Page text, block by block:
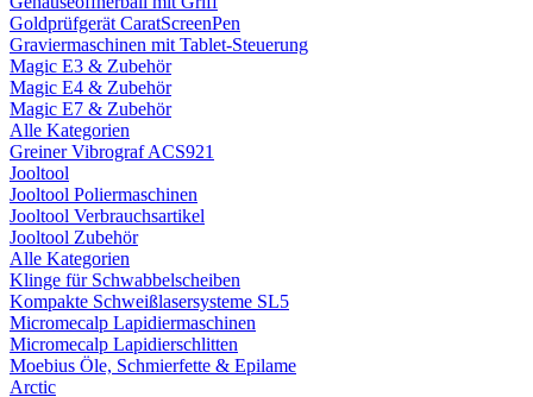
Goldprüfgerät CaratScreenPen
Graviermaschinen mit Tablet-Steuerung
Magic E3 & Zubehör
Magic E4 & Zubehör
Magic E7 & Zubehör
Alle Kategorien
Greiner Vibrograf ACS921
Jooltool
Jooltool Poliermaschinen
Jooltool Verbrauchsartikel
Jooltool Zubehör
Alle Kategorien
Klinge für Schwabbelscheiben
Kompakte Schweißlasersysteme SL5
Micromecalp Lapidiermaschinen
Micromecalp Lapidierschlitten
Moebius Öle, Schmierfette & Epilame
Arctic